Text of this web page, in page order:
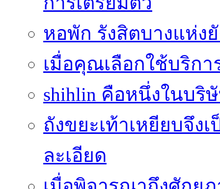
หอพัก รังสิตบางแห่ง
เมื่อคุณเลือกใช้บริก
shihlin คือหนึ่งในบริ
ถังขยะเท้าเหยียบจึง
ละเอียด